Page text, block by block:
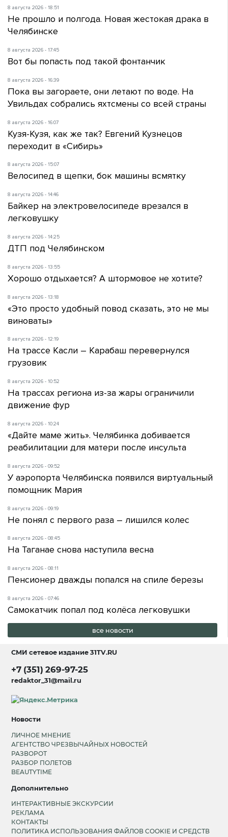
8 августа 2026 - 18:51
Не прошло и полгода. Новая жестокая драка в
Челябинске
8 августа 2026 - 17:45
Вот бы попасть под такой фонтанчик
8 августа 2026 - 16:39
Пока вы загораете, они летают по воде. На
Увильдах собрались яхтсмены со всей страны
8 августа 2026 - 16:07
Кузя-Кузя, как же так? Евгений Кузнецов
переходит в «Сибирь»
8 августа 2026 - 15:07
Велосипед в щепки, бок машины всмятку
8 августа 2026 - 14:46
Байкер на электровелосипеде врезался в
легковушку
8 августа 2026 - 14:25
ДТП под Челябинском
8 августа 2026 - 13:55
Хорошо отдыхается? А штормовое не хотите?
8 августа 2026 - 13:18
«Это просто удобный повод сказать, это не мы
виноваты»
8 августа 2026 - 12:19
На трассе Касли – Карабаш перевернулся
грузовик
8 августа 2026 - 10:52
На трассах региона из-за жары ограничили
движение фур
8 августа 2026 - 10:24
«Дайте маме жить». Челябинка добивается
реабилитации для матери после инсульта
8 августа 2026 - 09:52
У аэропорта Челябинска появился виртуальный
помощник Мария
8 августа 2026 - 09:19
Не понял с первого раза – лишился колес
8 августа 2026 - 08:45
На Таганае снова наступила весна
8 августа 2026 - 08:11
Пенсионер дважды попался на спиле березы
8 августа 2026 - 07:46
Самокатчик попал под колёса легковушки
все новости
СМИ сетевое издание31TV.RU
+7 (351) 269-97-25
redaktor_31@mail.ru
Новости
ЛИЧНОЕ МНЕНИЕ
АГЕНТСТВО ЧРЕЗВЫЧАЙНЫХ НОВОСТЕЙ
РАЗВОРОТ
РАЗБОР ПОЛЕТОВ
BEAUTYTIME
Дополнительно
ИНТЕРАКТИВНЫЕ ЭКСКУРСИИ
РЕКЛАМА
КОНТАКТЫ
ПОЛИТИКА ИСПОЛЬЗОВАНИЯ ФАЙЛОВ COOKIE И СРЕДСТВ